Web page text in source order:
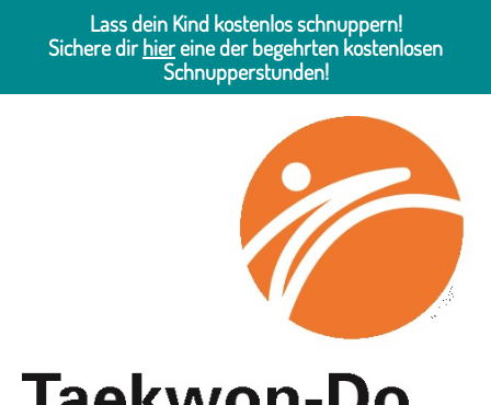
Lass dein Kind kostenlos schnuppern!
Sichere dirhiereine der begehrten kostenlosen
Schnupperstunden!